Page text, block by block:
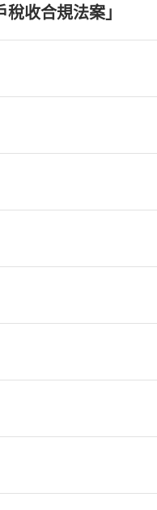
收合規法案」